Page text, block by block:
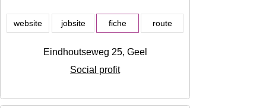
website jobsite fiche route
Eindhoutseweg 25, Geel
Social profit